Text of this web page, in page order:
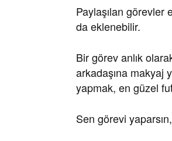
Paylaşılan görevler
da eklenebilir.
Bir görev anlık
arkadaşına makyaj
yapmak, en güzel
Sen görevi